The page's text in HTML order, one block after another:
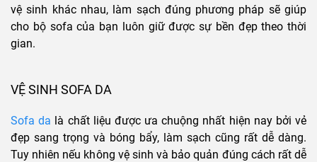
vệ sinh khác nhau, làm sạch đúng phương pháp sẽ giúp
cho bộ sofa của bạn luôn giữ được sự bền đẹp theo thời
gian.
VỆ SINH SOFA DA
Sofa da là chất liệu được ưa chuộng nhất hiện nay bởi vẻ
đẹp sang trọng và bóng bẩy, làm sạch cũng rất dễ dàng.
Tuy nhiên nếu không vệ sinh và bảo quản đúng cách rất dễ